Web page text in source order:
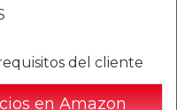
del cliente
en Amazon